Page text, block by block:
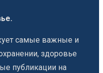
самые важные и
здоровье
публикации на